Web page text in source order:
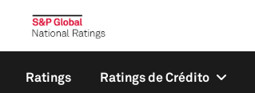
Ratings Ratings de Crédito